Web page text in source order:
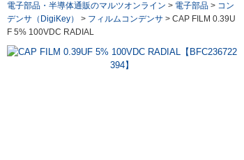
電子部品・半導体通販のマルツオンライン > 電子部品 > コン
デンサ（DigiKey）
> フィルムコンデンサ > CAP FILM 0.39U
F 5% 100VDC RADIAL